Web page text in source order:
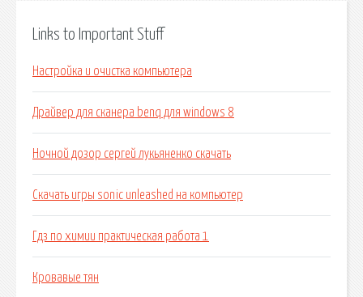
Links to Important Stuff
Настройка и очистка компьютера
Драйвер для сканера benq для windows 8
Ночной дозор сергей лукьяненко скачать
Скачать игры sonic unleashed на компьютер
Гдз по химии практическая работа 1
Кровавые тян